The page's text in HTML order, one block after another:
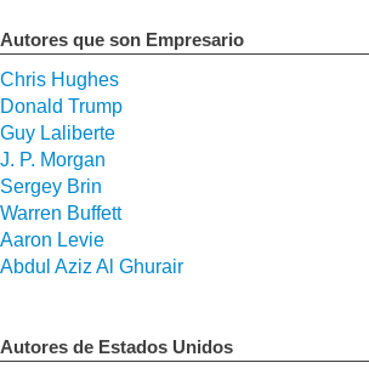
Autores que son Empresario
Chris Hughes
Donald Trump
Guy Laliberte
J. P. Morgan
Sergey Brin
Warren Buffett
Aaron Levie
Abdul Aziz Al Ghurair
Autores de Estados Unidos